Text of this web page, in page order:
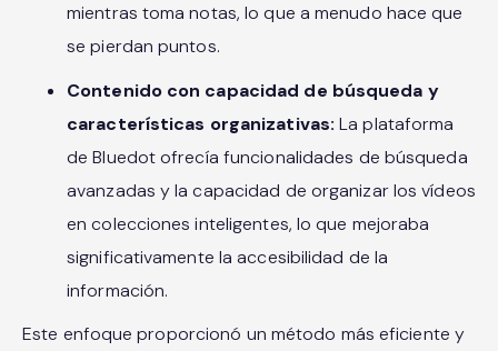
mientras toma notas, lo que a menudo hace que
se pierdan puntos.
Contenido con capacidad de búsqueda y
características organizativas: La plataforma
de Bluedot ofrecía funcionalidades de búsqueda
avanzadas y la capacidad de organizar los vídeos
en colecciones inteligentes, lo que mejoraba
significativamente la accesibilidad de la
información.
Este enfoque proporcionó un método más eficiente y